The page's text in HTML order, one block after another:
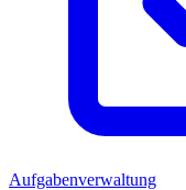
Aufgabenverwaltung